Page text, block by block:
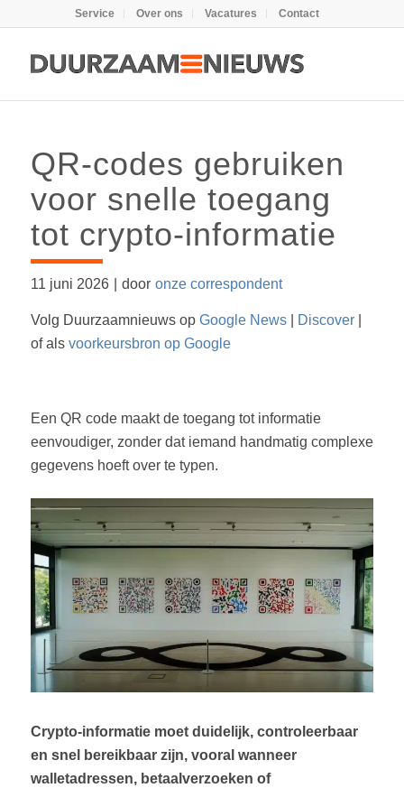
Service Over ons Vacatures Contact
QR-codes gebruiken
voor snelle toegang
tot crypto-informatie
11 juni 2026 door onze correspondent
Volg Duurzaamnieuws op Google News| Discover|
of als voorkeursbron op Google
Een QR code maakt de toegang tot informatie
eenvoudiger, zonder dat iemand handmatig complexe
gegevens hoeft over te typen.
Crypto-informatie moet duidelijk, controleerbaar
en snel bereikbaar zijn, vooral wanneer
walletadressen, betaalverzoeken of